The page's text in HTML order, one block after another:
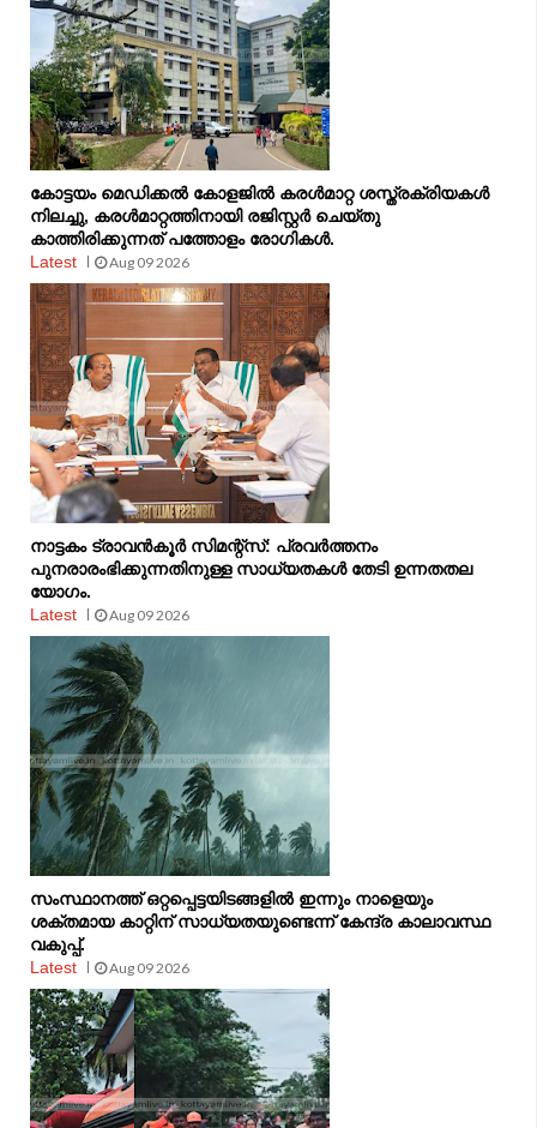
കോട്ടയം മെഡിക്കൽ കോളജിൽ കരൾമാറ്റ ശസ്ത്രക്രിയകൾ
നിലച്ചു, കരൾമാറ്റത്തിനായി രജിസ്റ്റർ ചെയ്തു
കാത്തിരിക്കുന്നത് പത്തോളം രോഗികൾ.
Latest
Aug 09 2026
നാട്ടകം ട്രാവൻകൂർ സിമന്റ്‌സ്: പ്രവർത്തനം
പുനരാരംഭിക്കുന്നതിനുള്ള സാധ്യതകൾ തേടി ഉന്നതതല
യോഗം.
Latest
Aug 09 2026
സംസ്ഥാനത്ത് ഒറ്റപ്പെട്ടയിടങ്ങളിൽ ഇന്നും നാളെയും
ശക്തമായ കാറ്റിന് സാധ്യതയുണ്ടെന്ന് കേന്ദ്ര കാലാവസ്ഥ
വകുപ്പ്.
Latest
Aug 09 2026